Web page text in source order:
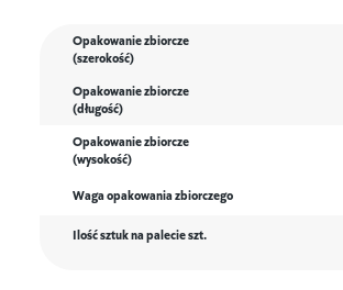
Opakowanie zbiorcze
(szerokość)
Opakowanie zbiorcze
(długość)
Opakowanie zbiorcze
(wysokość)
Waga opakowania zbiorczego
Ilość sztuk na palecie szt.